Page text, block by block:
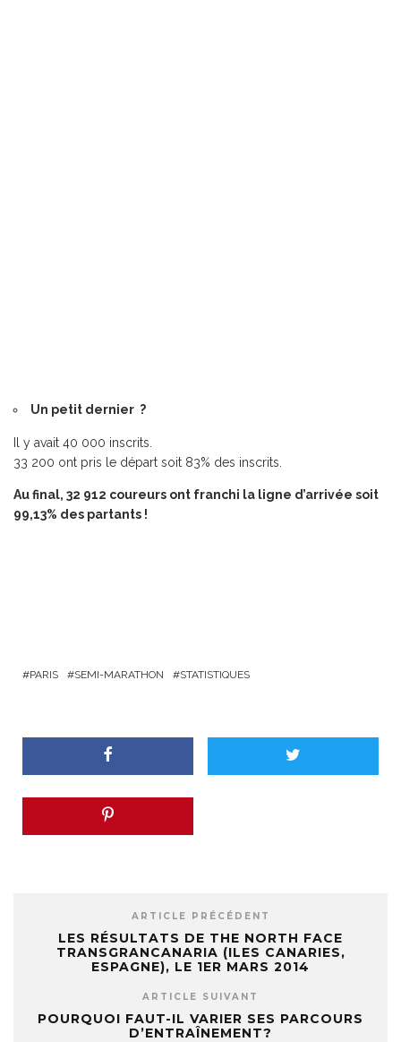
Un petit dernier ?
Il y avait 40 000 inscrits.
33 200 ont pris le départ soit 83% des inscrits.
Au final, 32 912 coureurs ont franchi la ligne d’arrivée soit
99,13% des partants !
PARIS SEMI-MARATHON STATISTIQUES
ARTICLE PRÉCÉDENT
LES RÉSULTATS DE THE NORTH FACE
TRANSGRANCANARIA (ILES CANARIES,
ESPAGNE), LE 1ER MARS 2014
ARTICLE SUIVANT
POURQUOI FAUT-IL VARIER SES PARCOURS
D’ENTRAÎNEMENT?